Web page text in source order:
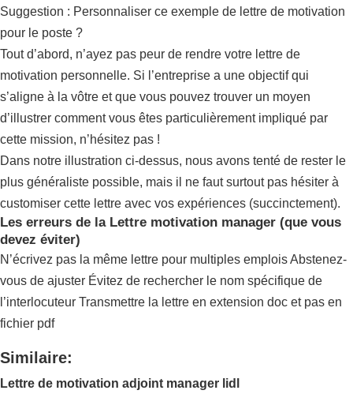
Suggestion : Personnaliser ce exemple de lettre de motivation
pour le poste ?
Tout d’abord, n’ayez pas peur de rendre votre lettre de
motivation personnelle. Si l’entreprise a une objectif qui
s’aligne à la vôtre et que vous pouvez trouver un moyen
d’illustrer comment vous êtes particulièrement impliqué par
cette mission, n’hésitez pas !
Dans notre illustration ci-dessus, nous avons tenté de rester le
plus généraliste possible, mais il ne faut surtout pas hésiter à
customiser cette lettre avec vos expériences (succinctement).
Les erreurs de la Lettre motivation manager (que vous
devez éviter)
N’écrivez pas la même lettre pour multiples emplois Abstenez-
vous de ajuster Évitez de rechercher le nom spécifique de
l’interlocuteur Transmettre la lettre en extension doc et pas en
fichier pdf
Similaire:
Lettre de motivation adjoint manager lidl